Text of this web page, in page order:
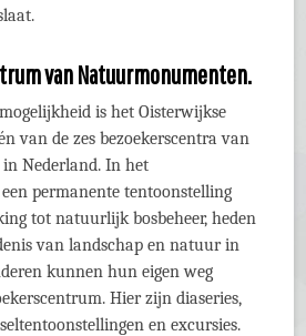
van Natuurmonumenten.
is het Oisterwijkse
van de zes bezoekerscentra van
Nederland. In het
permanente tentoonstelling
tot natuurlijk bosbeheer, heden
van landschap en natuur in
kunnen hun eigen weg
Hier zijn diaseries,
en excursies.